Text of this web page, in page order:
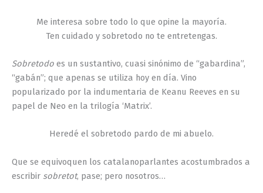
Me interesa sobre todo lo que opine la mayoría.
Ten cuidado y sobretodo no te entretengas.
Sobretodo es un sustantivo, cuasi sinónimo de “gabardina”,
“gabán”; que apenas se utiliza hoy en día. Vino
popularizado por la indumentaria de Keanu Reeves en su
papel de Neo en la trilogía ‘Matrix’.
Heredé el sobretodo pardo de mi abuelo.
Que se equivoquen los catalanoparlantes acostumbrados a
escribir sobretot, pase; pero nosotros…